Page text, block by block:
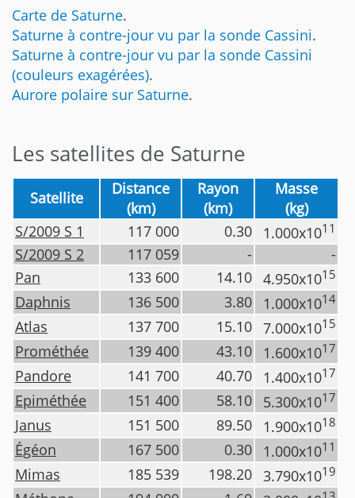
Carte de Saturne.
Saturne à contre-jour vu par la sonde Cassini.
Saturne à contre-jour vu par la sonde Cassini
(couleurs exagérées).
Aurore polaire sur Saturne.
Les satellites de Saturne
Satellite
Distance
(km)
Rayon
(km)
Masse
(kg)
S/2009 S 1
117 000 0.30 1.000x1011
S/2009 S 2 117 059 -
-
Pan
133 600 14.10 4.950x1015
Daphnis 136 500 3.80 1.000x1014
Atlas 137 700 15.10 7.000x1015
Prométhée 139 400 43.10 1.600x1017
Pandore 141 700 40.70 1.400x1017
Epiméthée 151 400 58.10 5.300x1017
Janus 151 500 89.50 1.900x1018
Égéon 167 500 0.30 1.000x1011
Mimas 185 539 198.20 3.790x1019